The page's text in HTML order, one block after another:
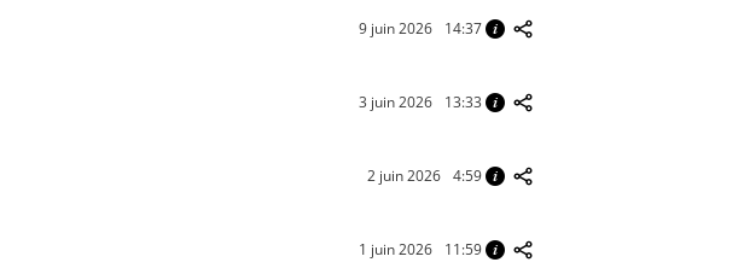
9 juin 2026 14:37
3 juin 2026 13:33
2 juin 2026 4:59
1 juin 2026 11:59